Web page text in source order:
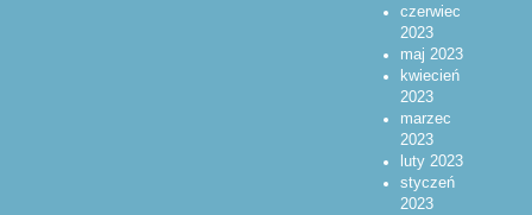
czerwiec
2023
maj 2023
kwiecień
2023
marzec
2023
luty 2023
styczeń
2023